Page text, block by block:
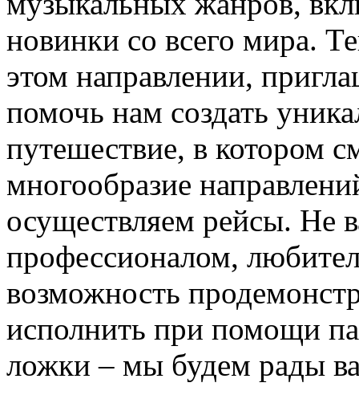
новинки со всего мира.
этом направлении,
помочь нам создать
путешествие, в котором
многообразие
осуществляем рейсы. Не
профессионалом,
возможность
исполнить при помощи
ложки – мы будем рады